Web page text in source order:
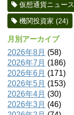
仮想通貨ニュース
機関投資家 (24)
月別アーカイブ
2026年8月 (58)
2026年7月 (186)
2026年6月 (171)
2026年5月 (153)
2026年4月 (30)
2026年3月 (46)